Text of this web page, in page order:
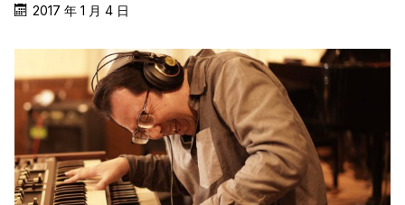
2017 年 1 月 4 日